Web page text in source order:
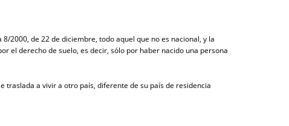
2000, de 22 de diciembre, todo aquel que no es nacional, y la
el derecho de suelo, es decir, sólo por haber nacido una persona
traslada a vivir a otro país, diferente de su país de residencia